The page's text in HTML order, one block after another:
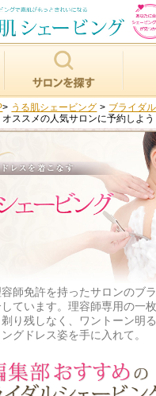
> うる肌シェービング > ブライダル
ススメの人気サロンに予約しよう
師免許を持ったサロンのブ
ています。理容師専用の一
り残しなく、ワントーン明
グドレス姿を手に入れて。